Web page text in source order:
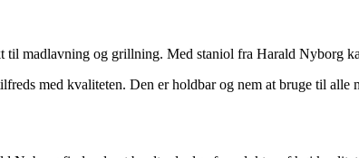
madlavning og grillning. Med staniol fra Harald Nyborg
med kvaliteten. Den er holdbar og nem at bruge til